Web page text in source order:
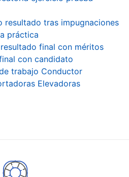
resultado tras impugnaciones
práctica
final con méritos
con candidato
trabajo Conductor
Elevadoras